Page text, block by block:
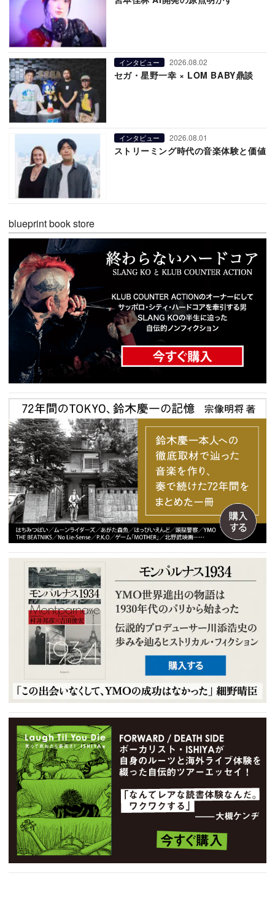
インタビュー 2026.08.02
セガ・星野一幸 × LOM BABY鼎談
インタビュー 2026.08.01
ストリーミング時代の音楽体験と価値
blueprint book store